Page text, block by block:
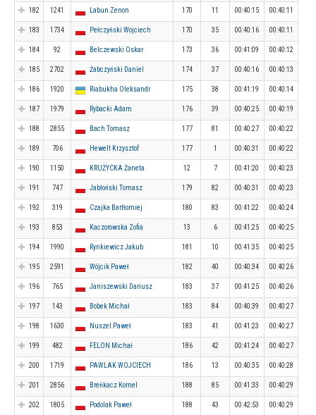
182 1241 Labun Zenon 170 11 00:40:15 00:40:11
183 1734 Pełczyński Wojciech 170 35 00:40:16 00:40:11
184 92 Belczewski Oskar 173 36 00:41:09 00:40:12
185 2702 Żabczyński Daniel 174 37 00:40:16 00:40:13
186 1920 Riabukha Oleksandr 175 38 00:41:19 00:40:14
187 1979 Rybacki Adam 176 39 00:40:25 00:40:19
188 2855 Bach Tomasz 177 81 00:40:27 00:40:22
189 706 Hewelt Krzysztof 177 1 00:40:31 00:40:22
190 1150 KRUŻYCKA Żaneta 12 7 00:41:20 00:40:23
191 747 Jabłoński Tomasz 179 82 00:40:31 00:40:23
192 319 Czajka Bartłomiej 180 83 00:41:22 00:40:24
193 853 Kaczorowska Zofia 13 6 00:41:25 00:40:25
194 1990 Rynkiewicz Jakub 181 10 00:41:35 00:40:25
195 2591 Wójcik Paweł 182 40 00:40:34 00:40:26
196 765 Janiszewski Dariusz 183 37 00:41:25 00:40:26
197 143 Bobek Michał 183 84 00:40:39 00:40:27
198 1630 Nuszel Paweł 183 41 00:41:23 00:40:27
199 482 FELON Michał 186 42 00:41:24 00:40:27
200 1719 PAWLAK WOJCIECH 186 13 00:40:35 00:40:28
201 2856 Breńkacz Kornel 188 85 00:41:33 00:40:29
202 1805 Podolak Paweł 188 43 00:42:53 00:40:29